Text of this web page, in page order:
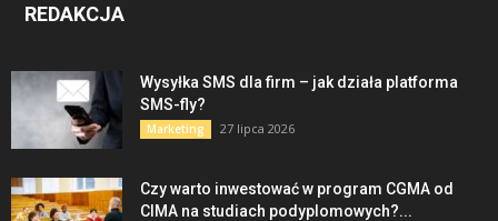
REDAKCJA
Wysyłka SMS dla firm – jak działa platforma
SMS-fly?
Marketing 27 lipca 2026
Czy warto inwestować w program CGMA od
CIMA na studiach podyplomowych?...